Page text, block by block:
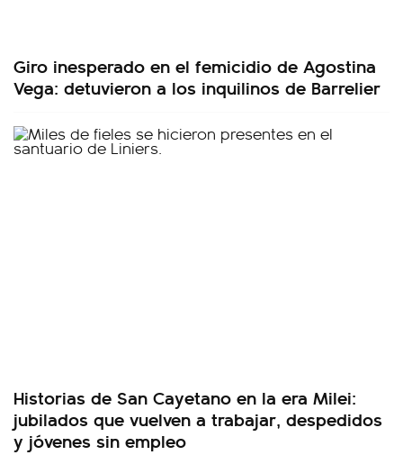
Giro inesperado en el femicidio de Agostina
Vega: detuvieron a los inquilinos de Barrelier
Historias de San Cayetano en la era Milei:
jubilados que vuelven a trabajar, despedidos
y jóvenes sin empleo